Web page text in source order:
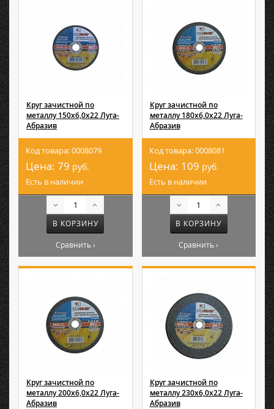
Круг зачистной по
металлу 150х6,0х22 Луга-
Абразив
Код товара: 0008079
Цена: 79 руб.
Есть в наличии
В КОРЗИНУ
Сравнить ›
Круг зачистной по
металлу 180х6,0х22 Луга-
Абразив
Код товара: 0008081
Цена: 109 руб.
Есть в наличии
В КОРЗИНУ
Сравнить ›
Круг зачистной по
металлу 200х6,0х22 Луга-
Абразив
Круг зачистной по
металлу 230х6,0х22 Луга-
Абразив